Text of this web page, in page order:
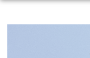
Skip